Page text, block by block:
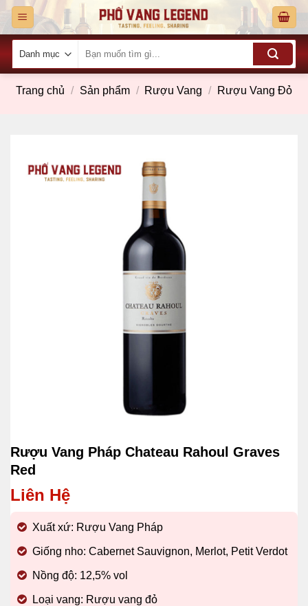
Skip
content
kiếm:
Trang chủ / Sản phẩm / Rượu Vang / Rượu Vang Đỏ
Rượu Vang Pháp Chateau Rahoul Graves
Red
Liên Hệ
Xuất xứ: Rượu Vang Pháp
Giống nho: Cabernet Sauvignon, Merlot, Petit Verdot
Nồng độ: 12,5% vol
Loại vang: Rượu vang đỏ